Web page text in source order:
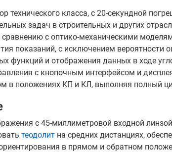
технического класса, с 20-секундной
задач в строительных и других
с оптико-механическими
показаний, с исключением вероятности
функций и отображения данных в ходе
с кнопочным интерфейсом и
в положениях КП и КЛ, выполняя полный
с 45-миллиметровой входной
теодолит на средних дистанциях,
в прямом и обратном